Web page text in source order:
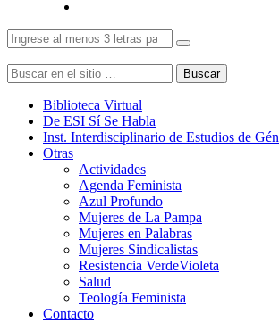
Buscar
Biblioteca Virtual
De ESI Sí Se Habla
Inst. Interdisciplinario de Estudios de
Otras
Actividades
Agenda Feminista
Azul Profundo
Mujeres de La Pampa
Mujeres en Palabras
Mujeres Sindicalistas
Resistencia VerdeVioleta
Salud
Teología Feminista
Contacto